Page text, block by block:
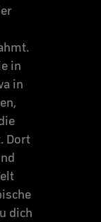
in
in
Dort
dich